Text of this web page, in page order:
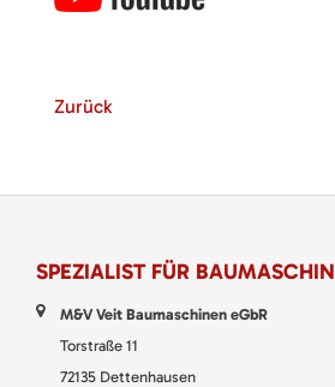
Zurück
SPEZIALIST FÜR
M&V Veit Baumaschinen eGbR
Torstraße 11
72135 Dettenhausen